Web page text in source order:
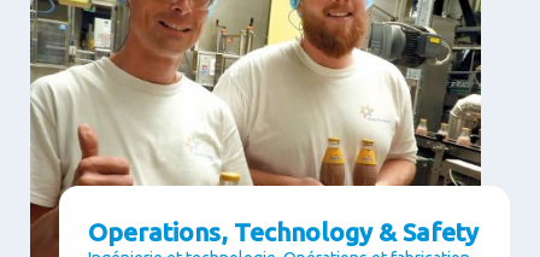
Operations, Technology & Safety